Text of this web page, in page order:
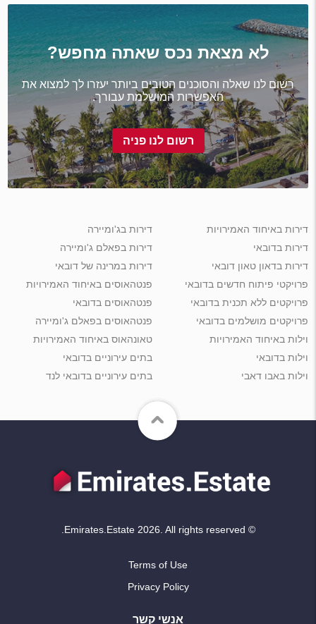
לא מצאת נכס שאתה מחפש?
רשום לנו שאלה והסוכנים הטובים ביותר יעזרו לך למצוא את
האפשרות המושלמת עבורך.
רשום לנו פניה
דירות באיחוד האמירויות
דירות בדובאי
דירות בדאון טאון דובאי
דירות בג'ומיירה
דירות בפאלם ג'ומיירה
דירות במרינה של דובאי
פרויקטי פיתוח חדשים בדובאי
פרויקטים ללא תכנית בדובאי
פרויקטים מושלמים בדובאי
פנטהאוסים באיחוד האמירויות
פנטהאוסים בדובאי
פנטהאוסים בפאלם ג'ומיירה
וילות באיחוד האמירויות
וילות בדובאי
וילות באבו דאבי
טאונהאוס באיחוד האמירויות
בתים עירוניים בדובאי
בתים עירוניים בדובאי לנד
© Emirates.Estate 2026. All rights reserved.
Terms of Use
Privacy Policy
אנשי קשר